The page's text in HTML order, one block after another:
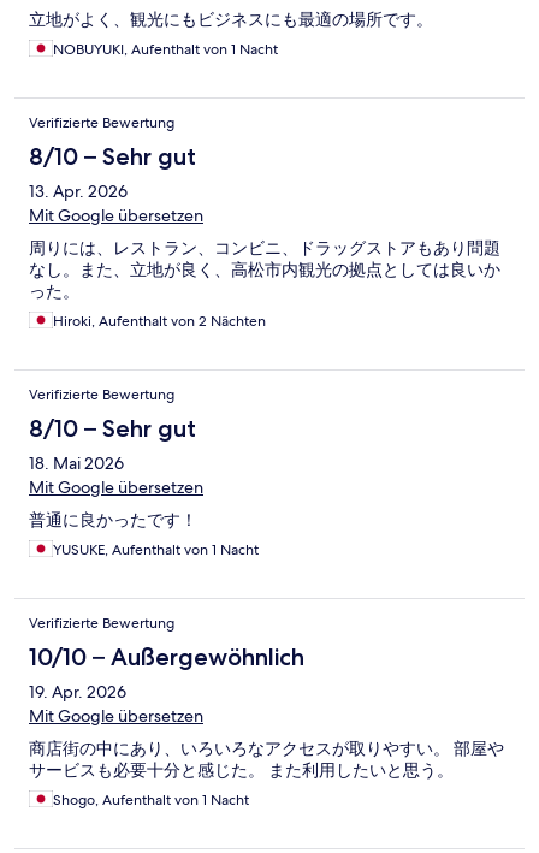
立地がよく、観光にもビジネスにも最適の場所です。
NOBUYUKI, Aufenthalt von 1 Nacht
Verifizierte Bewertung
8/10 – Sehr gut
13. Apr. 2026
Mit Google übersetzen
周りには、レストラン、コンビニ、ドラッグストアもあり問題
なし。また、立地が良く、高松市内観光の拠点としては良いか
った。
Hiroki, Aufenthalt von 2 Nächten
Verifizierte Bewertung
8/10 – Sehr gut
18. Mai 2026
Mit Google übersetzen
普通に良かったです！
YUSUKE, Aufenthalt von 1 Nacht
Verifizierte Bewertung
10/10 – Außergewöhnlich
19. Apr. 2026
Mit Google übersetzen
商店街の中にあり、いろいろなアクセスが取りやすい。 部屋や
サービスも必要十分と感じた。 また利用したいと思う。
Shogo, Aufenthalt von 1 Nacht